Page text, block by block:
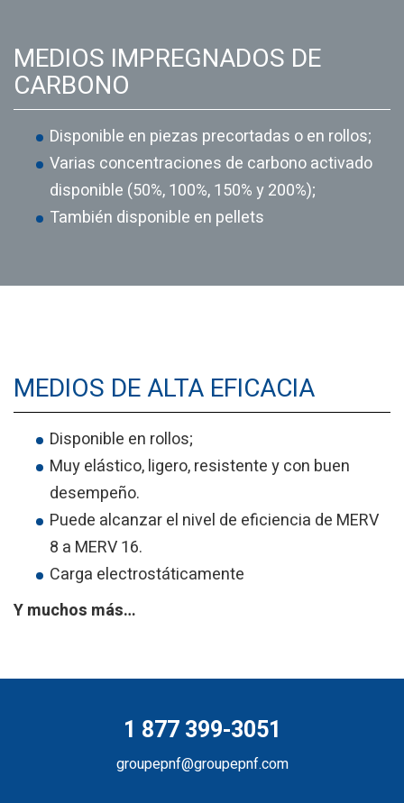
MEDIOS IMPREGNADOS DE
CARBONO
Disponible en piezas precortadas o en rollos;
Varias concentraciones de carbono activado
disponible (50%, 100%, 150% y 200%);
También disponible en pellets
MEDIOS DE ALTA EFICACIA
Disponible en rollos;
Muy elástico, ligero, resistente y con buen
desempeño.
Puede alcanzar el nivel de eficiencia de MERV
8 a MERV 16.
Carga electrostáticamente
Y muchos más…
1 877 399-3051
groupepnf@groupepnf.com